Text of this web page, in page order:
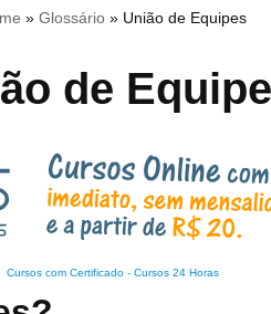
» Glossário» União de Equipes
de
Cursos com Certificado- Cursos 24 Horas